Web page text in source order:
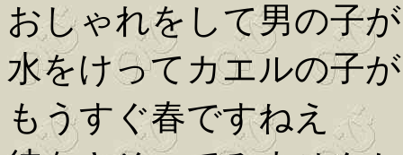
おしゃれをして男の子
水をけってカエルの子
もうすぐ春ですねえ